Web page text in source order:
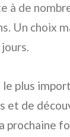
à de
Un choix
le plus
et de
prochaine